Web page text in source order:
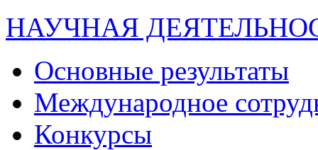
НАУЧНАЯ
Основные результаты
Международное
Конкурсы